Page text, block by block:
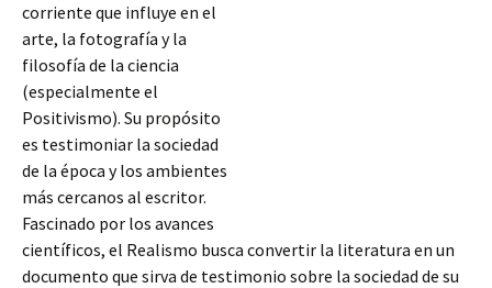
corriente que influye en el
arte, la fotografía y la
filosofía de la ciencia
(especialmente el
Positivismo). Su propósito
es testimoniar la sociedad
de la época y los ambientes
más cercanos al escritor.
Fascinado por los avances
científicos, el Realismo busca convertir la literatura en un
documento que sirva de testimonio sobre la sociedad de su